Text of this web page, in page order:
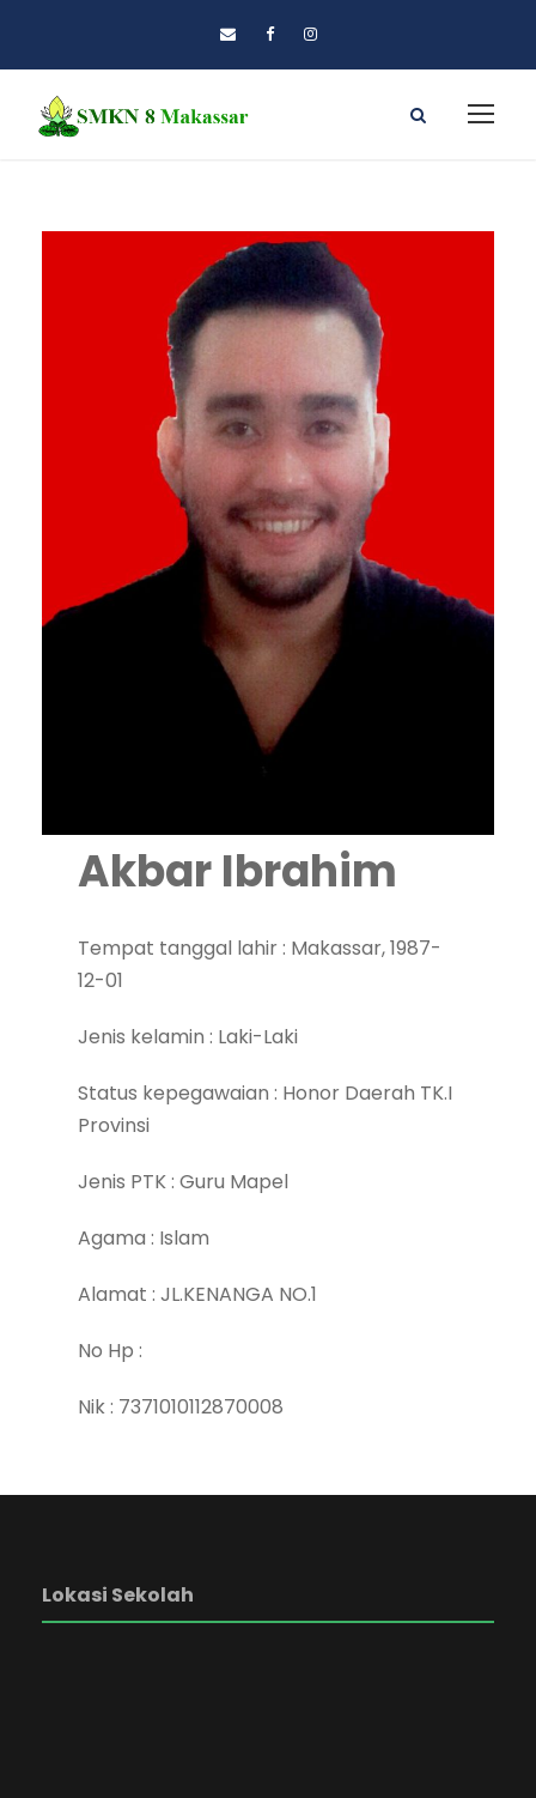
Akbar Ibrahim
Tempat tanggal lahir : Makassar, 1987-
12-01
Jenis kelamin : Laki-Laki
Status kepegawaian : Honor Daerah TK.I
Provinsi
Jenis PTK : Guru Mapel
Agama : Islam
Alamat : JL.KENANGA NO.1
No Hp :
Nik : 7371010112870008
Lokasi Sekolah